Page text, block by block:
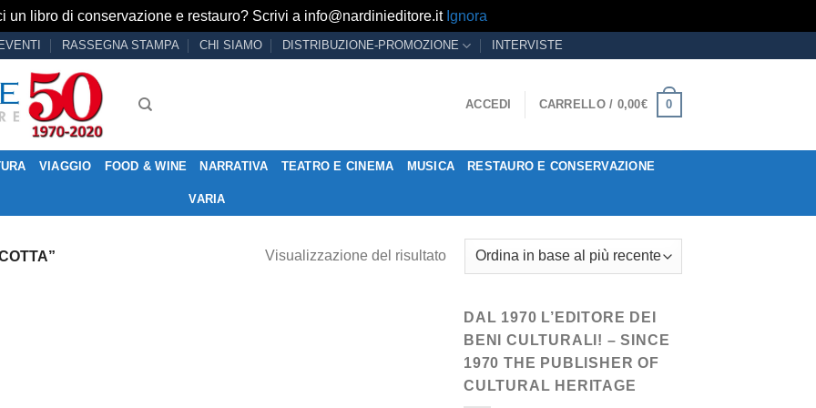
un libro di conservazione e restauro? Scrivi a info@nardinieditore.it Ignora
EVENTI RASSEGNA STAMPA CHI SIAMO DISTRIBUZIONE-PROMOZIONE INTERVISTE
ACCEDI CARRELLO / 0,00€ 0
VIAGGIO FOOD & WINE NARRATIVA TEATRO E CINEMA MUSICA RESTAURO E CONSERVAZIONE
VARIA
Visualizzazione del risultato
DAL 1970 L’EDITORE DEI
BENI CULTURALI! – SINCE
1970 THE PUBLISHER OF
CULTURAL HERITAGE